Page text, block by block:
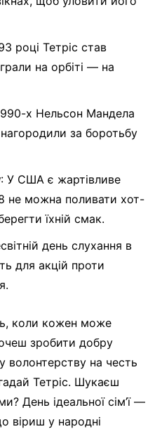
році Тетріс став
на орбіті — на
х Нельсон Мандела
нагородили за боротьбу
: У США є жартівливе
не можна поливати хот-
їхній смак.
день слухання в
для акцій проти
коли кожен може
зробити добру
волонтерству на честь
Тетріс. Шукаєш
День ідеальної сім’ї —
віриш у народні